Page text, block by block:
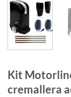
Kit
cremallera